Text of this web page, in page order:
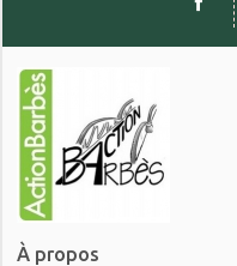
À propos